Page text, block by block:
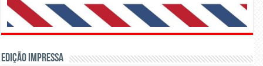
Edição Impressa